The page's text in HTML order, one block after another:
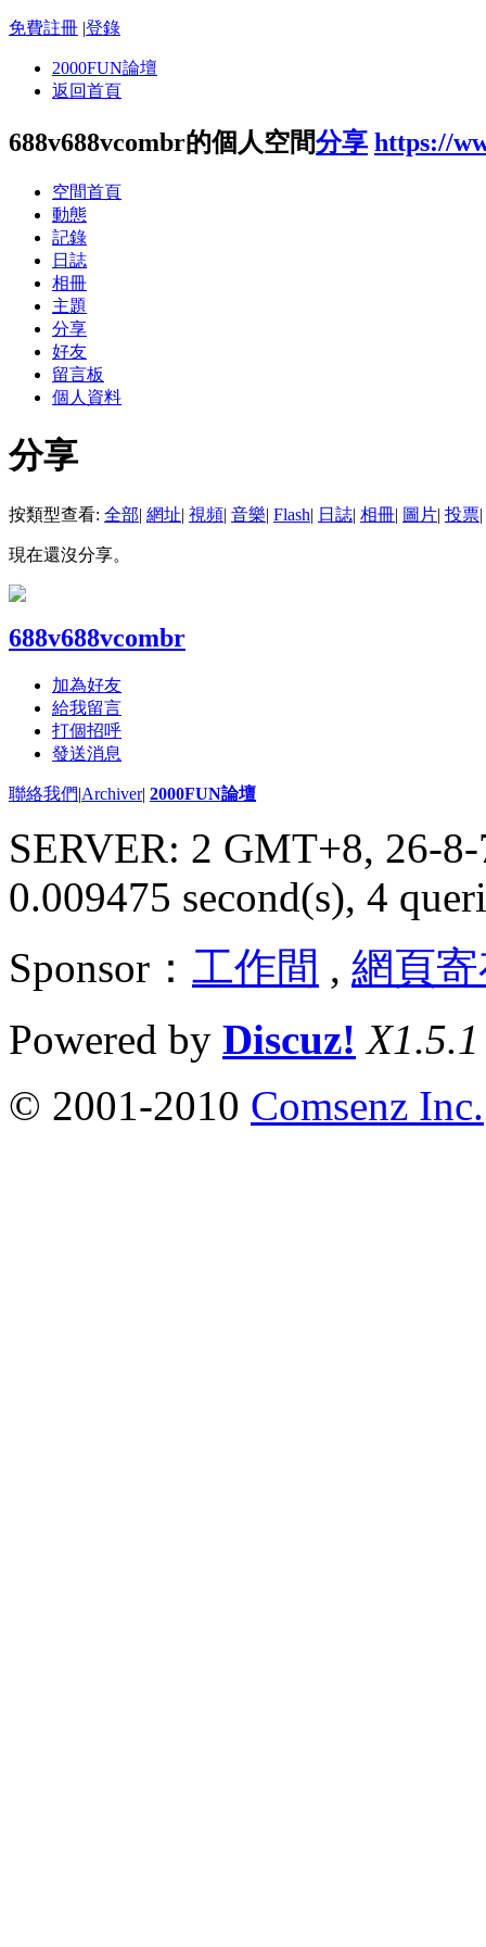
免費註冊 |登錄
2000FUN論壇
返回首頁
688v688vcombr的個人空間分享 https://
空間首頁
動態
記錄
日誌
相冊
主題
分享
好友
留言板
個人資料
分享
按類型查看: 全部| 網址| 視頻| 音樂| Flash| 日誌| 相冊| 圖片| 投票|
現在還沒分享。
688v688vcombr
加為好友
給我留言
打個招呼
發送消息
聯絡我們|Archiver| 2000FUN論壇
SERVER: 2 GMT+8, 26-
0.009475 second(s), 4
Sponsor： 工作間 , 網頁
Powered by Discuz! X1.5.1
© 2001-2010 Comsenz Inc.